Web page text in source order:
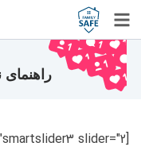
[smartslider3 slider="2"]